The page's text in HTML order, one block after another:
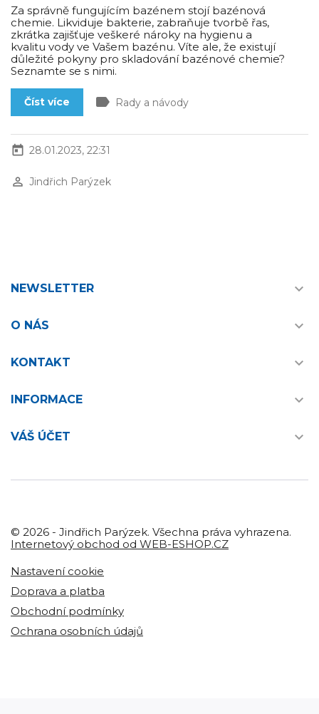
Za správně fungujícím bazénem stojí bazénová
chemie. Likviduje bakterie, zabraňuje tvorbě řas,
zkrátka zajišťuje veškeré nároky na hygienu a
kvalitu vody ve Vašem bazénu. Víte ale, že existují
důležité pokyny pro skladování bazénové chemie?
Seznamte se s nimi.
Číst více label Rady a návody
today 28.01.2023, 22:31
perm_identity Jindřich Parýzek
NEWSLETTER 
O NÁS 
KONTAKT 
INFORMACE 
VÁŠ ÚČET 
© 2026 - Jindřich Parýzek. Všechna práva vyhrazena.
Internetový obchod od WEB-ESHOP.CZ
Nastavení cookie
Doprava a platba
Obchodní podmínky
Ochrana osobních údajů